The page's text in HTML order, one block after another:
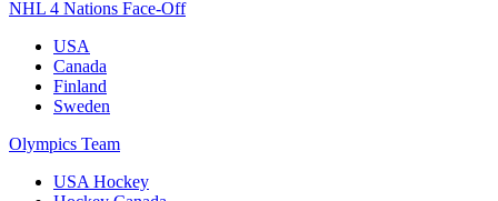
NHL 4 Nations Face-Off
USA
Canada
Finland
Sweden
Olympics Team
USA Hockey